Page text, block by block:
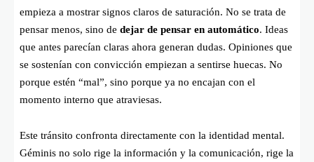
empieza a mostrar signos claros de saturación. No se trata de
pensar menos, sino de dejar de pensar en automático. Ideas
que antes parecían claras ahora generan dudas. Opiniones que
se sostenían con convicción empiezan a sentirse huecas. No
porque estén “mal”, sino porque ya no encajan con el
momento interno que atraviesas.
Este tránsito confronta directamente con la identidad mental.
Géminis no solo rige la información y la comunicación, rige la